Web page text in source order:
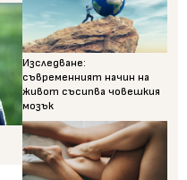
Изследване:
съвременният начин на
живот съсипва човешкия
мозък